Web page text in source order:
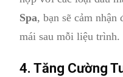
Spa, bạn sẽ cảm
mái sau mỗi liệu trình.
4. Tăng Cường